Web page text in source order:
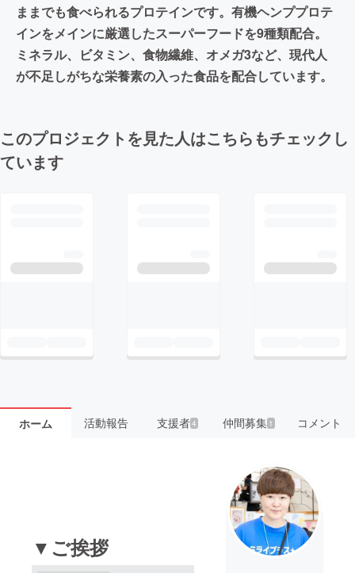
ままでも食べられるプロテインです。有機ヘンププロテ
インをメインに厳選したスーパーフードを9種類配合。
ミネラル、ビタミン、食物繊維、オメガ3など、現代人
が不足しがちな栄養素の入った食品を配合しています。
このプロジェクトを見た人はこちらもチェックし
ています
ホーム 活動報告 支援者4 仲間募集 1 コメント
▼ご挨拶